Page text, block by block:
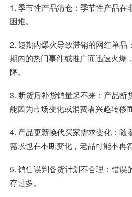
1. 季节性产品清仓：季节性产品在
困难。
2. 短期内爆火导致滞销的网红单品
期内的热门事件或推广而迅速火爆
降。
3. 断货后补货销量起不来：产品断
能因为市场变化或消费者兴趣转移
4. 产品更新换代买家需求变化：随
需求也在不断变化，老品可能不再
5. 销售误判备货计划不合理：错误
存过多。